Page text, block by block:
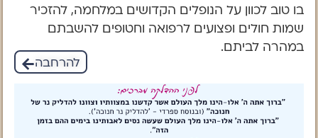
בו טוב לכוון על הנופלים הקדושים במלחמה, להזכיר
שמות חולים ופצועים לרפואה וחטופים להשבתם
במהרה לביתם.
להרחבה